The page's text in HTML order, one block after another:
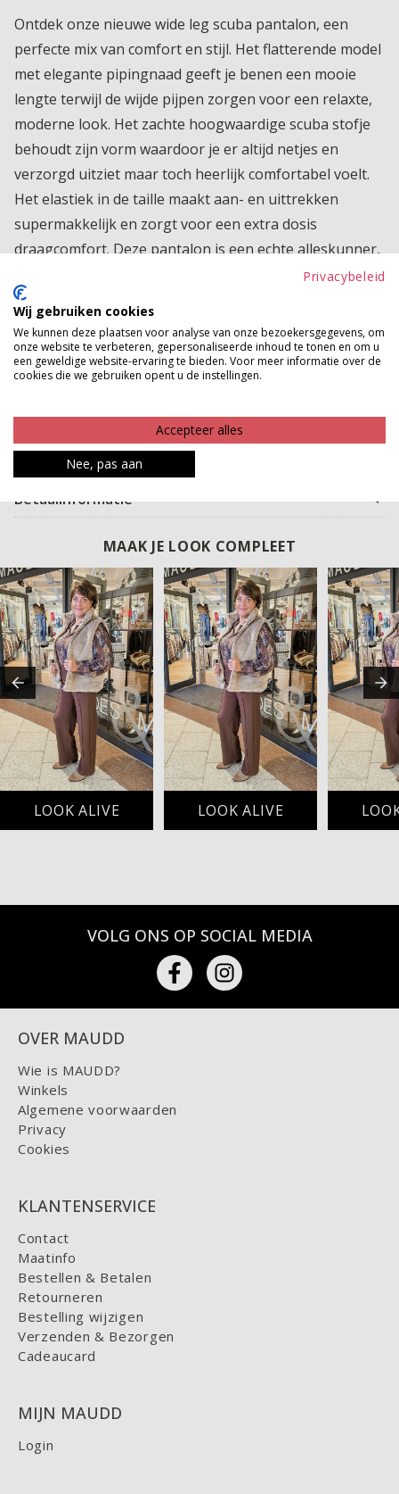
Ontdek onze nieuwe wide leg scuba pantalon, een
perfecte mix van comfort en stijl. Het flatterende model
met elegante pipingnaad geeft je benen een mooie
lengte terwijl de wijde pijpen zorgen voor een relaxte,
moderne look. Het zachte hoogwaardige scuba stofje
behoudt zijn vorm waardoor je er altijd netjes en
verzorgd uitziet maar toch heerlijk comfortabel voelt.
Het elastiek in de taille maakt aan- en uittrekken
supermakkelijk en zorgt voor een extra dosis
draagcomfort. Deze pantalon is een echte alleskunner,
combineer hem met een blouse voor een nette
zakelijke look of kies een cozy trui voor een casual
dagje uit. Of je hem nu draagt naar kantoor, een
lunchdate of een weekendwandeling, deze wide leg
pantalon staat altijd goed. Comfort, stijl en
Product kenmerken
Betaalinformatie
MAAK JE LOOK COMPLEET
LOOK ALIVE LOOK ALIVE
VOLG ONS OP SOCIAL MEDIA
OVER MAUDD
Wie is MAUDD?
Winkels
Algemene voorwaarden
Privacy
Cookies
KLANTENSERVICE
Contact
Maatinfo
Bestellen & Betalen
Retourneren
Bestelling wijzigen
Verzenden & Bezorgen
Cadeaucard
MIJN MAUDD
Login
Privacybeleid
Wij gebruiken cookies
We kunnen deze plaatsen voor analyse van onze bezoekersgegevens, om
onze website te verbeteren, gepersonaliseerde inhoud te tonen en om u
een geweldige website-ervaring te bieden. Voor meer informatie over de
cookies die we gebruiken opent u de instellingen.
Accepteer alles
Nee, pas aan